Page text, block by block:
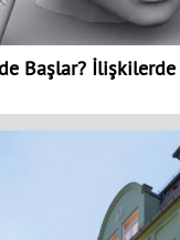
Başlar?